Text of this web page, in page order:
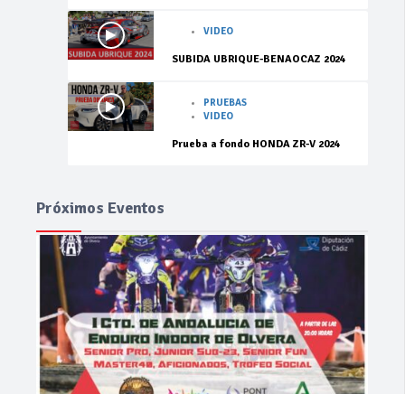
VIDEO
SUBIDA UBRIQUE-BENAOCAZ 2024
PRUEBAS
VIDEO
Prueba a fondo HONDA ZR-V 2024
Próximos Eventos